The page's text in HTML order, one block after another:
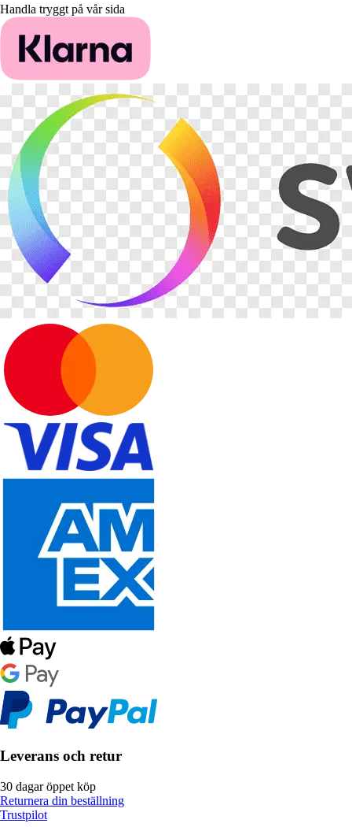
Handla tryggt på vår sida
Leverans och retur
30 dagar öppet köp
Returnera din beställning
Trustpilot